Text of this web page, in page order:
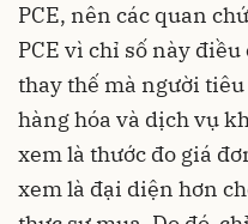
PCE, nên các quan
PCE vì chỉ số này
thay thế mà người
hàng hóa và dịch vụ
xem là thước đo giá
xem là đại diện hơn